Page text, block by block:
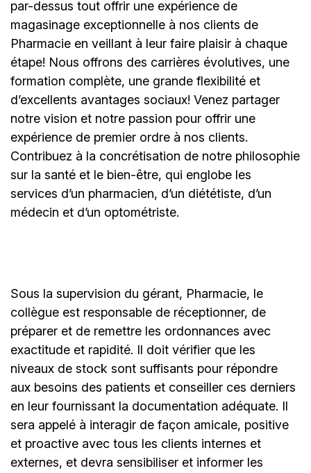
par-dessus tout offrir une expérience de
magasinage exceptionnelle à nos clients de
Pharmacie en veillant à leur faire plaisir à chaque
étape! Nous offrons des carrières évolutives, une
formation complète, une grande flexibilité et
d’excellents avantages sociaux! Venez partager
notre vision et notre passion pour offrir une
expérience de premier ordre à nos clients.
Contribuez à la concrétisation de notre philosophie
sur la santé et le bien-être, qui englobe les
services d’un pharmacien, d’un diététiste, d’un
médecin et d’un optométriste.
Sous la supervision du gérant, Pharmacie, le
collègue est responsable de réceptionner, de
préparer et de remettre les ordonnances avec
exactitude et rapidité. Il doit vérifier que les
niveaux de stock sont suffisants pour répondre
aux besoins des patients et conseiller ces derniers
en leur fournissant la documentation adéquate. Il
sera appelé à interagir de façon amicale, positive
et proactive avec tous les clients internes et
externes, et devra sensibiliser et informer les